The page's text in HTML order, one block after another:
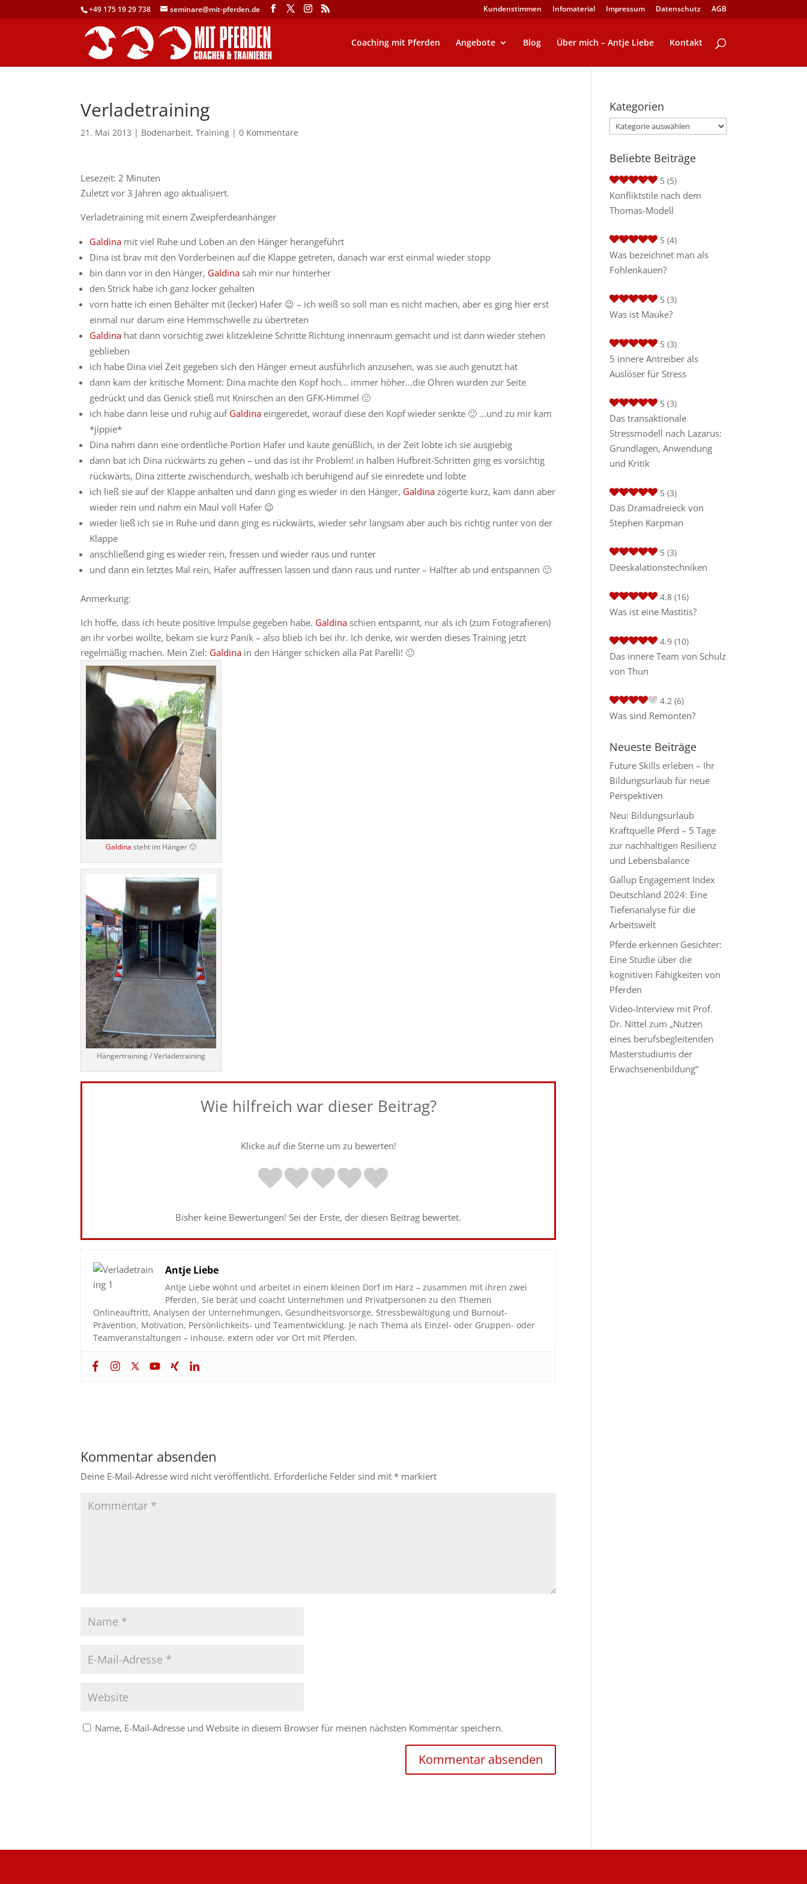
+49 175 19 29 738 seminare@mit-pferden.de Kundenstimmen Infomaterial Impressum Datenschutz AGB
Coaching mit Pferden Angebote Blog Über mich – Antje Liebe Kontakt
Verladetraining
21. Mai 2013 | Bodenarbeit,Training |0 Kommentare
Lesezeit:2 Minuten
Zuletzt vor 3 Jahren ago aktualisiert.
Verladetraining mit einem Zweipferdeanhänger
Galdina mit viel Ruhe und Loben an den Hänger herangeführt
Dina ist brav mit den Vorderbeinen auf die Klappe getreten, danach war erst einmal wieder stopp
bin dann vor in den Hänger, Galdina sah mir nur hinterher
den Strick habe ich ganz locker gehalten
vorn hatte ich einen Behälter mit (lecker) Hafer 😉 – ich weiß so soll man es nicht machen, aber es ging hier erst
einmal nur darum eine Hemmschwelle zu übertreten
Galdina hat dann vorsichtig zwei klitzekleine Schritte Richtung innenraum gemacht und ist dann wieder stehen
geblieben
ich habe Dina viel Zeit gegeben sich den Hänger erneut ausführlich anzusehen, was sie auch genutzt hat
dann kam der kritische Moment: Dina machte den Kopf hoch… immer höher…die Ohren wurden zur Seite
gedrückt und das Genick stieß mit Knirschen an den GFK-Himmel 🙁
ich habe dann leise und ruhig auf Galdina eingeredet, worauf diese den Kopf wieder senkte 🙂 …und zu mir kam
*jippie*
Dina nahm dann eine ordentliche Portion Hafer und kaute genüßlich, in der Zeit lobte ich sie ausgiebig
dann bat ich Dina rückwärts zu gehen – und das ist ihr Problem! in halben Hufbreit-Schritten ging es vorsichtig
rückwärts, Dina zitterte zwischendurch, weshalb ich beruhigend auf sie einredete und lobte
ich ließ sie auf der Klappe anhalten und dann ging es wieder in den Hänger, Galdina zögerte kurz, kam dann aber
wieder rein und nahm ein Maul voll Hafer 😉
wieder ließ ich sie in Ruhe und dann ging es rückwärts, wieder sehr langsam aber auch bis richtig runter von der
Klappe
anschließend ging es wieder rein, fressen und wieder raus und runter
und dann ein letztes Mal rein, Hafer auffressen lassen und dann raus und runter – Halfter ab und entspannen 🙂
Anmerkung:
Ich hoffe, dass ich heute positive Impulse gegeben habe. Galdina schien entspannt, nur als ich (zum Fotografieren)
an ihr vorbei wollte, bekam sie kurz Panik – also blieb ich bei ihr. Ich denke, wir werden dieses Training jetzt
regelmäßig machen. Mein Ziel: Galdina in den Hänger schicken alla Pat Parelli! 🙂
Galdina steht im Hänger 🙂
Hängertraining / Verladetraining
Wie hilfreich war dieser Beitrag?
Klicke auf die Sterne um zu bewerten!
Bisher keine Bewertungen! Sei der Erste, der diesen Beitrag bewertet.
Antje Liebe
Antje Liebe wohnt und arbeitet in einem kleinen Dorf im Harz – zusammen mit ihren zwei
Pferden. Sie berät und coacht Unternehmen und Privatpersonen zu den Themen
Onlineauftritt, Analysen der Unternehmungen, Gesundheitsvorsorge, Stressbewältigung und Burnout-
Prävention, Motivation, Persönlichkeits- und Teamentwicklung. Je nach Thema als Einzel- oder Gruppen- oder
Teamveranstaltungen – inhouse, extern oder vor Ort mit Pferden.
Kommentar absenden
Deine E-Mail-Adresse wird nicht veröffentlicht. Erforderliche Felder sind mit* markiert
Name, E-Mail-Adresse und Website in diesem Browser für meinen nächsten Kommentar speichern.
Kategorien
Kategorien
Beliebte Beiträge
5 (5)
Konfliktstile nach dem
Thomas-Modell
5 (4)
Was bezeichnet man als
Fohlenkauen?
5 (3)
Was ist Mauke?
5 (3)
5 innere Antreiber als
Auslöser für Stress
5 (3)
Das transaktionale
Stressmodell nach Lazarus:
Grundlagen, Anwendung
und Kritik
5 (3)
Das Dramadreieck von
Stephen Karpman
5 (3)
Deeskalationstechniken
4.8 (16)
Was ist eine Mastitis?
4.9 (10)
Das innere Team von Schulz
von Thun
4.2 (6)
Was sind Remonten?
Neueste Beiträge
Future Skills erleben – Ihr
Bildungsurlaub für neue
Perspektiven
Neu: Bildungsurlaub
Kraftquelle Pferd – 5 Tage
zur nachhaltigen Resilienz
und Lebensbalance
Gallup Engagement Index
Deutschland 2024: Eine
Tiefenanalyse für die
Arbeitswelt
Pferde erkennen Gesichter:
Eine Studie über die
kognitiven Fähigkeiten von
Pferden
Video-Interview mit Prof.
Dr. Nittel zum „Nutzen
eines berufsbegleitenden
Masterstudiums der
Erwachsenenbildung“